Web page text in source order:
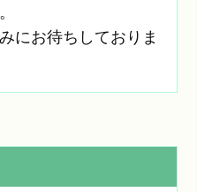
にお待ちしておりま